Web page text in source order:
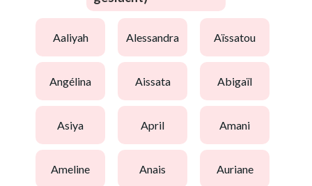
aaliyah alessandra aïssatou
angélina aissata abigaïl
asiya april amani
ameline anais auriane